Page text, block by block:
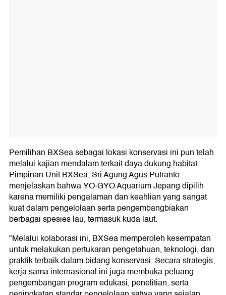
Pemilihan BXSea sebagai lokasi konservasi ini pun telah
melalui kajian mendalam terkait daya dukung habitat.
Pimpinan Unit BXSea, Sri Agung Agus Putranto
menjelaskan bahwa YO-GYO Aquarium Jepang dipilih
karena memiliki pengalaman dan keahlian yang sangat
kuat dalam pengelolaan serta pengembangbiakan
berbagai spesies lau, termasuk kuda laut.
"Melalui kolaborasi ini, BXSea memperoleh kesempatan
untuk melakukan pertukaran pengetahuan, teknologi, dan
praktik terbaik dalam bidang konservasi. Secara strategis,
kerja sama internasional ini juga membuka peluang
pengembangan program edukasi, penelitian, serta